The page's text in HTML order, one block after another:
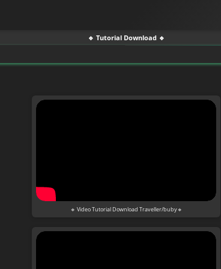
🔹 Tutorial Download 🔹
🔹 Video Tutorial Download Traveller/buby🔹